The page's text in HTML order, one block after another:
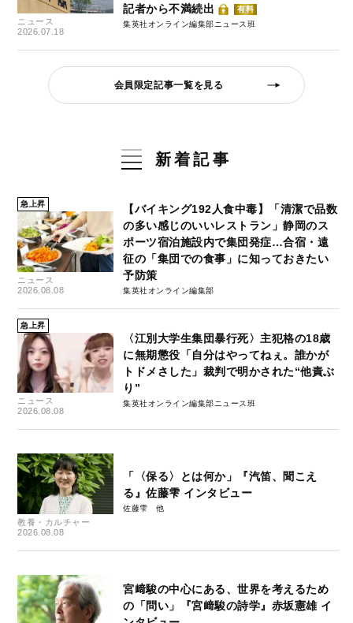
ニュース
2026.07.18
記者から不満続出
有料
集英社オンライン編集部ニュース班
会員限定記事一覧を見る
新着記事
急上昇
ニュース
2026.08.08
【バイキング192人食中毒】「清潔で品数
の多い感じのいいレストラン」静岡のス
ポーツ宿泊施設内で集団発症…合宿・遠
征の「集団での食事」に知っておきたい
予防策
集英社オンライン編集部
急上昇
ニュース
2026.08.08
〈江別大学生集団暴行死〉主犯格の18歳
に無期懲役「自分はやってねぇ。誰かが
トドメさした」裁判で明かされた“他責ぶ
り”
集英社オンライン編集部ニュース班
教養・カルチャー
2026.08.08
「〈保る〉とは何か」『汽笛、聞こえ
る』佐藤雫 インタビュー
佐藤雫
宮﨑駿の中心にある、世界を考えるため
の「問い」『宮﨑駿の詩学』赤坂憲雄 イ